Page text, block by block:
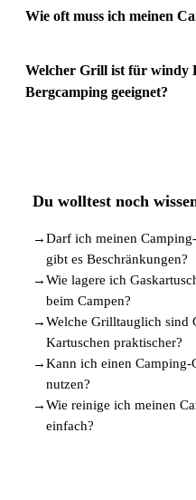
Wie oft muss ich meinen
Welcher Grill ist für windy
Bergcamping geeignet?
Du wolltest noch
→Darf ich meinen
gibt es Beschränkungen?
→Wie lagere ich
beim Campen?
→Welche Grilltauglich sind
Kartuschen praktischer?
→Kann ich einen
nutzen?
→Wie reinige ich meinen
einfach?